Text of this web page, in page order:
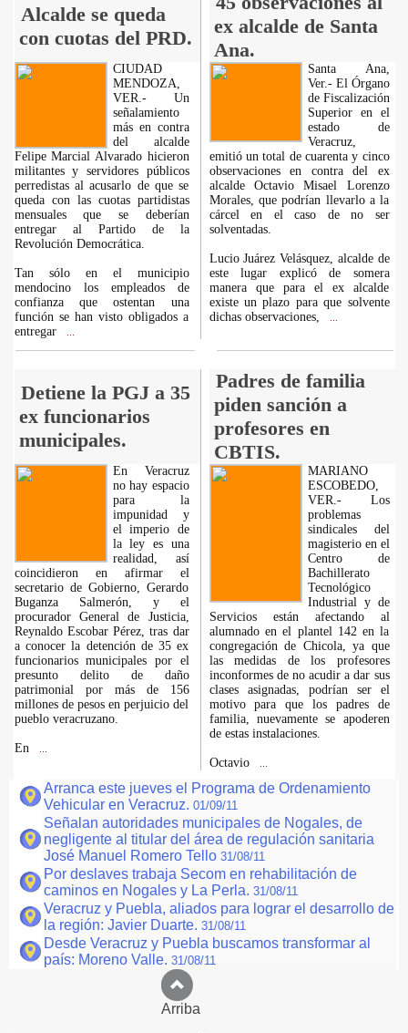
Alcalde se queda
con cuotas del PRD.
ex alcalde de Santa
Ana.
CIUDAD
MENDOZA,
VER.- Un
señalamiento
más en contra
del alcalde
Felipe Marcial Alvarado hicieron
militantes y servidores públicos
perredistas al acusarlo de que se
queda con las cuotas partidistas
mensuales que se deberían
entregar al Partido de la
Revolución Democrática.
Tan sólo en el municipio
mendocino los empleados de
confianza que ostentan una
función se han visto obligados a
entregar
Santa Ana,
Ver.- El Órgano
de Fiscalización
Superior en el
estado de
Veracruz,
emitió un total de cuarenta y cinco
observaciones en contra del ex
alcalde Octavio Misael Lorenzo
Morales, que podrían llevarlo a la
cárcel en el caso de no ser
solventadas.
Lucio Juárez Velásquez, alcalde de
este lugar explicó de somera
manera que para el ex alcalde
existe un plazo para que solvente
dichas observaciones,
Detiene la PGJ a 35
ex funcionarios
municipales.
Padres de familia
piden sanción a
profesores en
CBTIS.
En Veracruz
no hay espacio
para la
impunidad y
el imperio de
la ley es una
realidad, así
coincidieron en afirmar el
secretario de Gobierno, Gerardo
Buganza Salmerón, y el
procurador General de Justicia,
Reynaldo Escobar Pérez, tras dar
a conocer la detención de 35 ex
funcionarios municipales por el
presunto delito de daño
patrimonial por más de 156
millones de pesos en perjuicio del
pueblo veracruzano.
En
MARIANO
ESCOBEDO,
VER.- Los
problemas
sindicales del
magisterio en el
Centro de
Bachillerato
Tecnológico
Industrial y de
Servicios están afectando al
alumnado en el plantel 142 en la
congregación de Chicola, ya que
las medidas de los profesores
inconformes de no acudir a dar sus
clases asignadas, podrían ser el
motivo para que los padres de
familia, nuevamente se apoderen
de estas instalaciones.
Octavio
Arranca este jueves el Programa de Ordenamiento
Vehicular en Veracruz. 01/09/11
Señalan autoridades municipales de Nogales, de
negligente al titular del área de regulación sanitaria
José Manuel Romero Tello 31/08/11
Por deslaves trabaja Secom en rehabilitación de
caminos en Nogales y La Perla. 31/08/11
Veracruz y Puebla, aliados para lograr el desarrollo de
la región: Javier Duarte. 31/08/11
Desde Veracruz y Puebla buscamos transformar al
país: Moreno Valle. 31/08/11
Arriba